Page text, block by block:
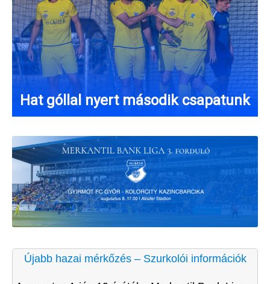
Hat góllal nyert második csapatunk
Újabb hazai mérkőzés – Szurkolói információk